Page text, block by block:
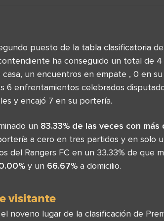
puesto de la tabla clasificatoria
ha conseguido un total de
casa, un encuentros en empate , 0 en
6 enfrentamientos celebrados
y encajó 7 en su portería.
un 83.33% de las veces con más
a cero en tres partidos y en solo
del Rangers FC en un 33.33% de que
y un 66.67% a domicilio.
visitante
noveno lugar de la clasificación de